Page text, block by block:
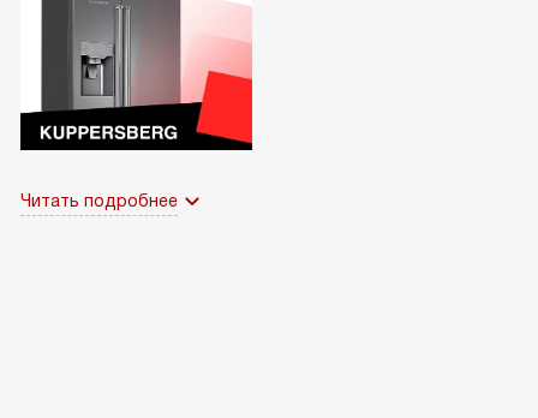
Читать подробнее